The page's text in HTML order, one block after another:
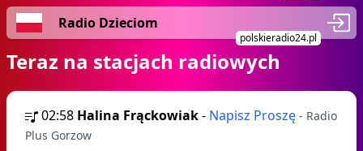
Radio Dzieciom
polskieradio24.pl
Teraz na stacjach radiowych
02:58 Halina Frąckowiak- Napisz Proszę - Radio
Plus Gorzow